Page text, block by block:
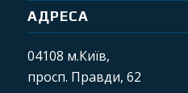
АДРЕСА
04108 м.Київ,
просп. Правди, 62